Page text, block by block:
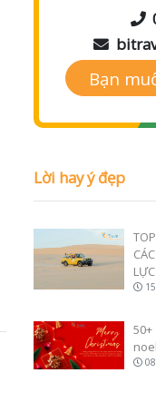
Bạn
Lời hay ý đẹp